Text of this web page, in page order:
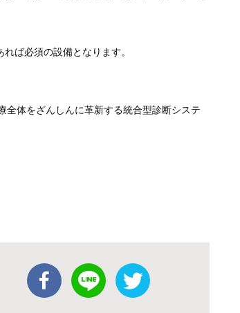
ば必須の設備となります。
全体をざんしんに革新する統合型診断システ